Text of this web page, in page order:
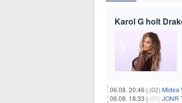
Karol G holt
06.08. 20:46 | (02) Midea
06.08. 18:33 | (00) JONR